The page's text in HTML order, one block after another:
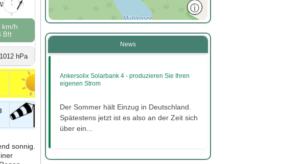
O
S
km/h
Bft
1012 hPa
sonnig.
ⓘ
News
Ankersolix Solarbank 4 - produzieren Sie Ihren
eigenen Strom
Der Sommer hält Einzug in Deutschland.
Spätestens jetzt ist es also an der Zeit sich
über ein...